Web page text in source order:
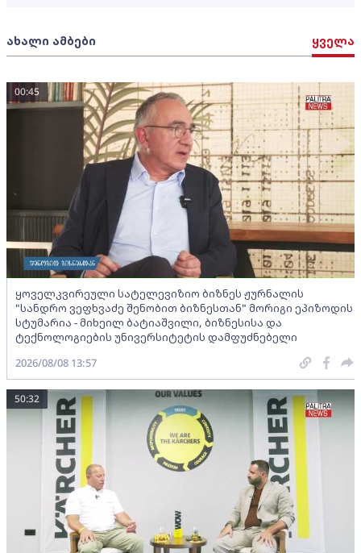
ახალი ამბები ყველა
ყოველკვირეული სატელევიზიო ბიზნეს ჟურნალის
"სანდრო ვეფხვაძე შენობით ბიზნესთან" მორიგი ეპიზოდის
სტუმარია - მიხეილ ბატიაშვილი, ბიზნესისა და
ტექნოლოგიების უნივერსიტეტის დამფუძნებელი
00:45
2026/08/08 13:57
50:32